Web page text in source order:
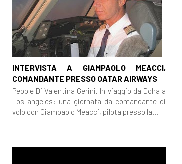
INTERVISTA A GIAMPAOLO MEACCI,
COMANDANTE PRESSO QATAR AIRWAYS
People Di Valentina Gerini. In viaggio da Doha a
Los angeles: una giornata da comandante di
volo con Giampaolo Meacci, pilota presso la...